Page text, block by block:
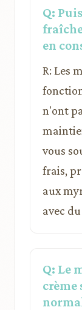
Q:
en
R: Les
n'ont
vous
frais,
aux
avec
Q: Le
crème